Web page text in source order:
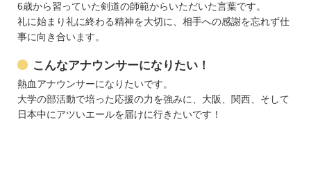
6歳から習っていた剣道の師範からいただいた言葉です。
礼に始まり礼に終わる精神を大切に、相手への感謝を忘れず仕
事に向き合います。
こんなアナウンサーになりたい！
熱血アナウンサーになりたいです。
大学の部活動で培った応援の力を強みに、大阪、関西、そして
日本中にアツいエールを届けに行きたいです！